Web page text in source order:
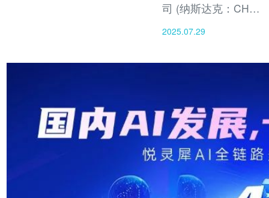
司 (纳斯达克：CHR)
公布截至2025年6月
2025.07.29